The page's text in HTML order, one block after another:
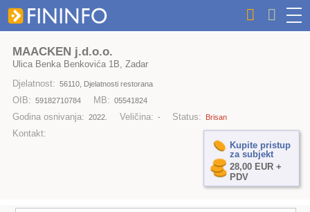
MAACKEN j.d.o.o.
Ulica Benka Benkovića 1B, Zadar
Djelatnost: 56110, Djelatnosti restorana
OIB: 59182710784 MB: 05541824
Godina osnivanja: 2022. Veličina: - Status: Brisan
Kontakt:
Kupite pristup
za subjekt
28,00 EUR +
PDV